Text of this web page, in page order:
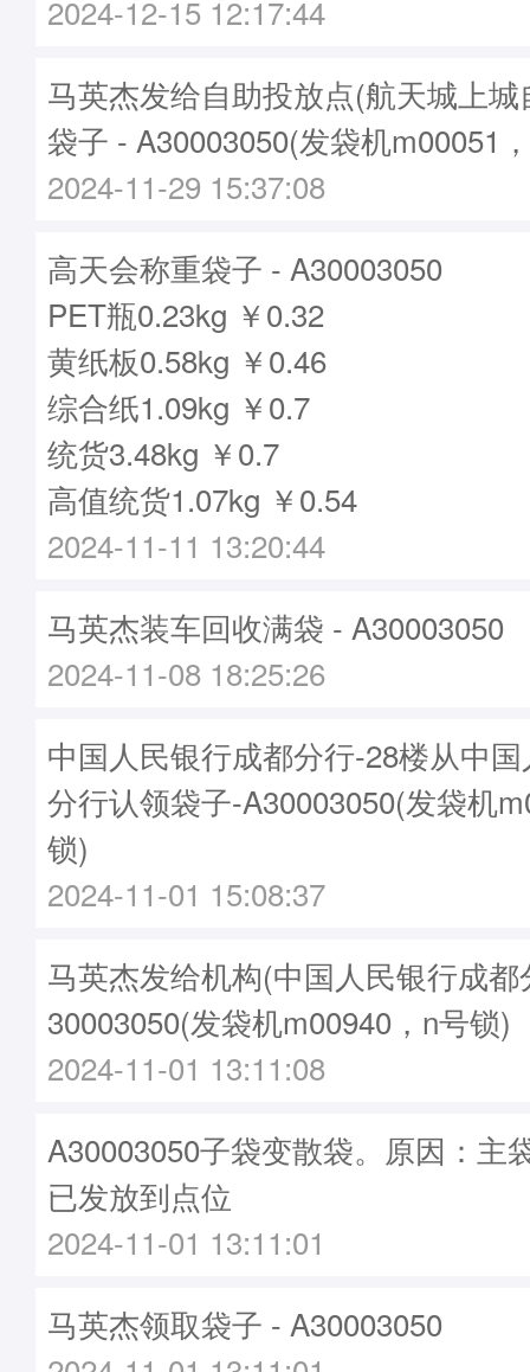
2024-12-15 12:17:44
马英杰发给自助投放点(航天城上
袋子 - A30003050(发袋机m00051
2024-11-29 15:37:08
高天会称重袋子 - A30003050
PET瓶0.23kg ￥0.32
黄纸板0.58kg ￥0.46
综合纸1.09kg ￥0.7
统货3.48kg ￥0.7
高值统货1.07kg ￥0.54
2024-11-11 13:20:44
马英杰装车回收满袋 - A30003050
2024-11-08 18:25:26
中国人民银行成都分行-28楼从中
分行认领袋子-A30003050(发袋机
锁)
2024-11-01 15:08:37
马英杰发给机构(中国人民银行成
30003050(发袋机m00940，n号锁)
2024-11-01 13:11:08
A30003050子袋变散袋。原因：主
已发放到点位
2024-11-01 13:11:01
马英杰领取袋子 - A30003050